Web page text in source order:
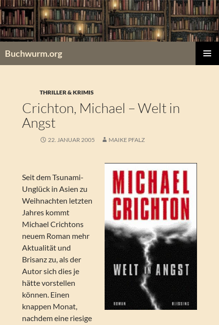
Zum
Inhalt
springen
Buchwurm.org
THRILLER & KRIMIS
Crichton, Michael – Welt in
Angst
22. JANUAR 2005 MAIKE PFALZ
Seit dem Tsunami-
Unglück in Asien zu
Weihnachten letzten
Jahres kommt
Michael Crichtons
neuem Roman mehr
Aktualität und
Brisanz zu, als der
Autor sich dies je
hätte vorstellen
können. Einen
knappen Monat,
nachdem eine riesige